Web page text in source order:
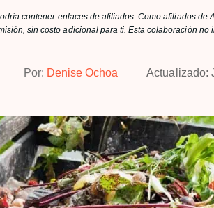
contener enlaces de afiliados. Como afiliados de
sin costo adicional para ti. Esta colaboración
Por: Denise Ochoa Actualizado: